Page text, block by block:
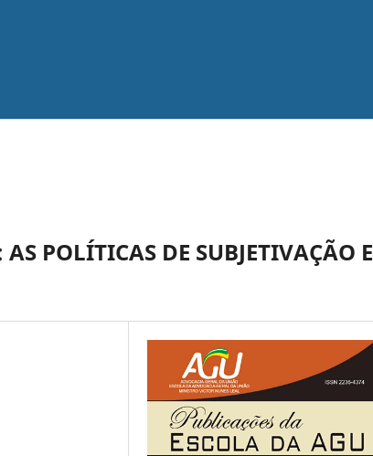
POLÍTICAS DE SUBJETIVAÇÃO E